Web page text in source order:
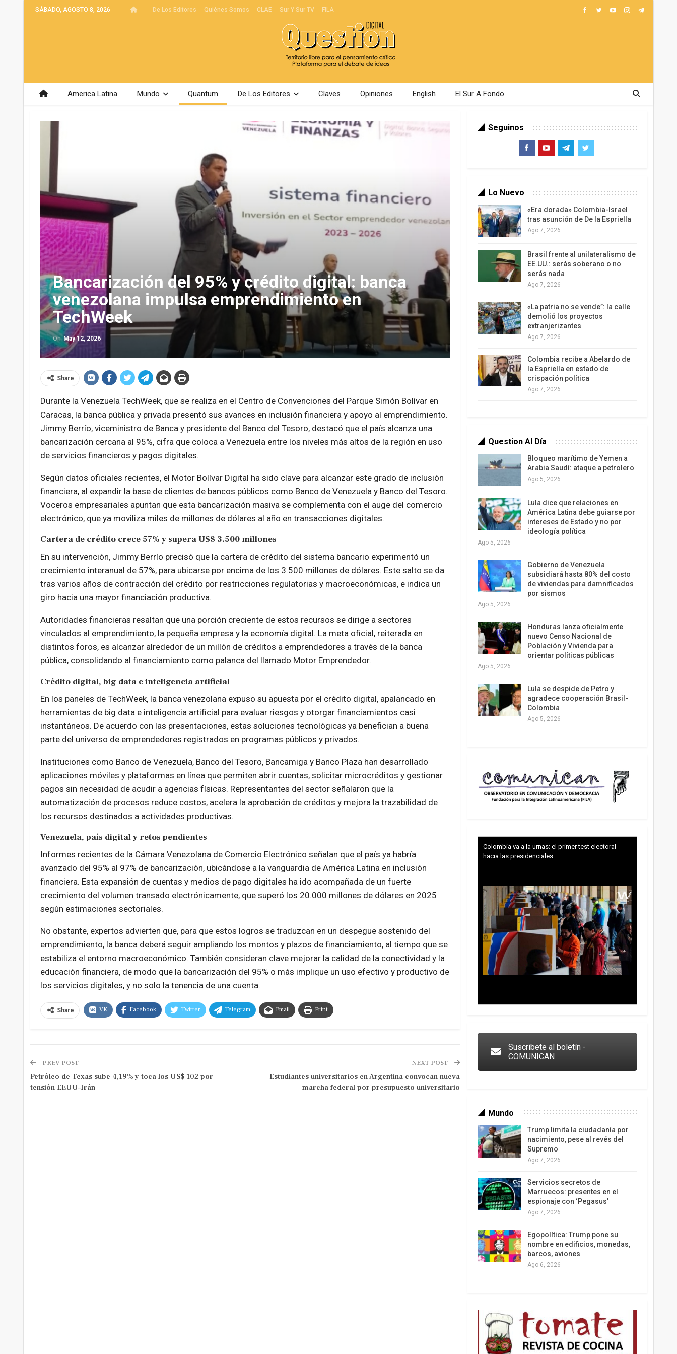
SÁBADO, AGOSTO 8, 2026 De Los Editores Quiénes Somos CLAE Sur Y Sur TV FILA
America Latina Mundo Quantum De Los Editores Claves Opiniones English El Sur A Fondo
Bancarización del 95% y crédito digital: banca
venezolana impulsa emprendimiento en
TechWeek
On May 12, 2026
Share
Durante la Venezuela TechWeek, que se realiza en el Centro de Convenciones del Parque Simón Bolívar en
Caracas, la banca pública y privada presentó sus avances en inclusión financiera y apoyo al emprendimiento.
Jimmy Berrío, viceministro de Banca y presidente del Banco del Tesoro, destacó que el país alcanza una
bancarización cercana al 95%, cifra que coloca a Venezuela entre los niveles más altos de la región en uso
de servicios financieros y pagos digitales.
Según datos oficiales recientes, el Motor Bolívar Digital ha sido clave para alcanzar este grado de inclusión
financiera, al expandir la base de clientes de bancos públicos como Banco de Venezuela y Banco del Tesoro.
Voceros empresariales apuntan que esta bancarización masiva se complementa con el auge del comercio
electrónico, que ya moviliza miles de millones de dólares al año en transacciones digitales.
Cartera de crédito crece 57% y supera US$ 3.500 millones
En su intervención, Jimmy Berrío precisó que la cartera de crédito del sistema bancario experimentó un
crecimiento interanual de 57%, para ubicarse por encima de los 3.500 millones de dólares. Este salto se da
tras varios años de contracción del crédito por restricciones regulatorias y macroeconómicas, e indica un
giro hacia una mayor financiación productiva.
Autoridades financieras resaltan que una porción creciente de estos recursos se dirige a sectores
vinculados al emprendimiento, la pequeña empresa y la economía digital. La meta oficial, reiterada en
distintos foros, es alcanzar alrededor de un millón de créditos a emprendedores a través de la banca
pública, consolidando al financiamiento como palanca del llamado Motor Emprendedor.
Crédito digital, big data e inteligencia artificial
En los paneles de TechWeek, la banca venezolana expuso su apuesta por el crédito digital, apalancado en
herramientas de big data e inteligencia artificial para evaluar riesgos y otorgar financiamientos casi
instantáneos. De acuerdo con las presentaciones, estas soluciones tecnológicas ya benefician a buena
parte del universo de emprendedores registrados en programas públicos y privados.
Instituciones como Banco de Venezuela, Banco del Tesoro, Bancamiga y Banco Plaza han desarrollado
aplicaciones móviles y plataformas en línea que permiten abrir cuentas, solicitar microcréditos y gestionar
pagos sin necesidad de acudir a agencias físicas. Representantes del sector señalaron que la
automatización de procesos reduce costos, acelera la aprobación de créditos y mejora la trazabilidad de
los recursos destinados a actividades productivas.
Venezuela, país digital y retos pendientes
Informes recientes de la Cámara Venezolana de Comercio Electrónico señalan que el país ya habría
avanzado del 95% al 97% de bancarización, ubicándose a la vanguardia de América Latina en inclusión
financiera. Esta expansión de cuentas y medios de pago digitales ha ido acompañada de un fuerte
crecimiento del volumen transado electrónicamente, que superó los 20.000 millones de dólares en 2025
según estimaciones sectoriales.
No obstante, expertos advierten que, para que estos logros se traduzcan en un despegue sostenido del
emprendimiento, la banca deberá seguir ampliando los montos y plazos de financiamiento, al tiempo que se
estabiliza el entorno macroeconómico. También consideran clave mejorar la calidad de la conectividad y la
educación financiera, de modo que la bancarización del 95% o más implique un uso efectivo y productivo de
los servicios digitales, y no solo la tenencia de una cuenta.
Share VK Facebook Twitter Telegram Email Print
PREV POST
Petróleo de Texas sube 4,19% y toca los US$ 102 por
tensión EEUU–Irán
NEXT POST
Estudiantes universitarios en Argentina convocan nueva
marcha federal por presupuesto universitario
Seguinos
Lo Nuevo
«Era dorada» Colombia-Israel
tras asunción de De la Espriella
Ago 7, 2026
Brasil frente al unilateralismo de
EE.UU.: serás soberano o no
serás nada
Ago 7, 2026
«La patria no se vende”: la calle
demolió los proyectos
extranjerizantes
Ago 7, 2026
Colombia recibe a Abelardo de
la Espriella en estado de
crispación política
Ago 7, 2026
Question Al Día
Bloqueo marítimo de Yemen a
Arabia Saudí: ataque a petrolero
Ago 5, 2026
Lula dice que relaciones en
América Latina debe guiarse por
intereses de Estado y no por
ideología política
Ago 5, 2026
Gobierno de Venezuela
subsidiará hasta 80% del costo
de viviendas para damnificados
por sismos
Ago 5, 2026
Honduras lanza oficialmente
nuevo Censo Nacional de
Población y Vivienda para
orientar políticas públicas
Ago 5, 2026
Lula se despide de Petro y
agradece cooperación Brasil-
Colombia
Ago 5, 2026
Colombia va a la urnas: el primer test electoral
hacia las presidenciales
Suscribete al boletín -
COMUNICAN
Mundo
Trump limita la ciudadanía por
nacimiento, pese al revés del
Supremo
Ago 7, 2026
Servicios secretos de
Marruecos: presentes en el
espionaje con ‘Pegasus’
Ago 7, 2026
Egopolítica: Trump pone su
nombre en edificios, monedas,
barcos, aviones
Ago 6, 2026